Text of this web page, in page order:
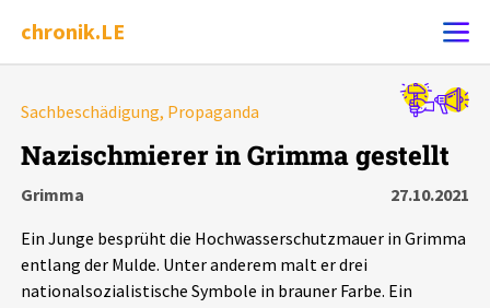
chronik.LE
Ereignis melden
Chronik
Dossiers
Sachbeschädigung, Propaganda
Nazischmierer in Grimma gestellt
Grimma
27.10.2021
Ein Junge besprüht die Hochwasserschutzmauer in Grimma
entlang der Mulde. Unter anderem malt er drei
nationalsozialistische Symbole in brauner Farbe. Ein
Alle Ereignisse
Ereignisse
Ereignisse
Exportieren Filter Erklärungen